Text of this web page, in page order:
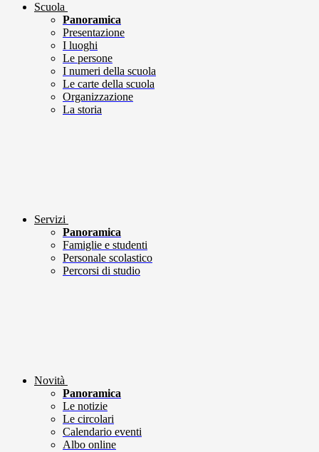
Scuola
Panoramica
Presentazione
I luoghi
Le persone
I numeri della scuola
Le carte della scuola
Organizzazione
La storia
Servizi
Panoramica
Famiglie e studenti
Personale scolastico
Percorsi di studio
Novità
Panoramica
Le notizie
Le circolari
Calendario eventi
Albo online